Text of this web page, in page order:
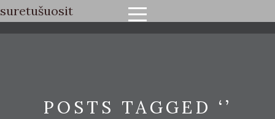
suretušuosit
POSTS TAGGED ‘’